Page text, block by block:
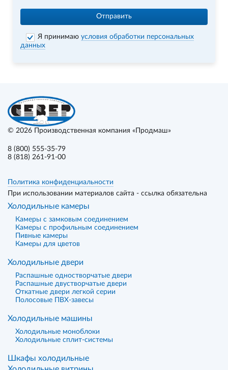
Отправить
Я принимаюусловия обработки персональных
данных
© 2026 Производственная компания «Продмаш»
8 (800) 555-35-79
8 (818) 261-91-00
Политика конфиденциальности
При использовании материалов сайта - ссылка обязательна
Холодильные камеры
Камеры с замковым соединением
Камеры с профильным соединением
Пивные камеры
Камеры для цветов
Холодильные двери
Распашные одностворчатые двери
Распашные двустворчатые двери
Откатные двери легкой серии
Полосовые ПВХ-завесы
Холодильные машины
Холодильные моноблоки
Холодильные сплит-системы
Шкафы холодильные